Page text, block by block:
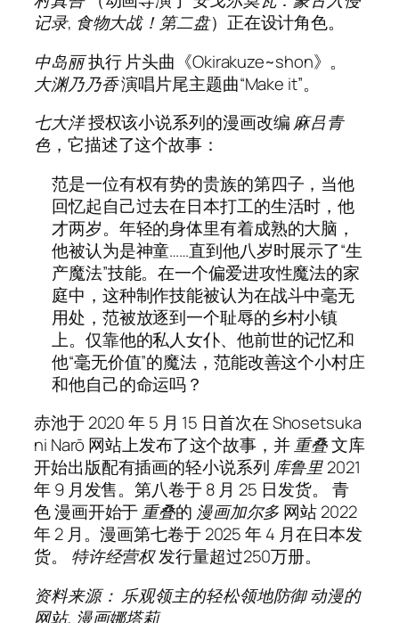
记录, 食物大战！第二盘）正在设计角色。
中岛丽执行片头曲《Okirakuze~shon》。
大渊乃乃香演唱片尾主题曲“Make it”。
七大洋授权该小说系列的漫画改编麻吕青
色，它描述了这个故事：
范是一位有权有势的贵族的第四子，当他
回忆起自己过去在日本打工的生活时，他
才两岁。年轻的身体里有着成熟的大脑，
他被认为是神童……直到他八岁时展示了“生
产魔法”技能。在一个偏爱进攻性魔法的家
庭中，这种制作技能被认为在战斗中毫无
用处，范被放逐到一个耻辱的乡村小镇
上。仅靠他的私人女仆、他前世的记忆和
他“毫无价值”的魔法，范能改善这个小村庄
和他自己的命运吗？
赤池于 2020 年 5 月 15 日首次在 Shosetsuka
ni Narō 网站上发布了这个故事，并重叠文库
开始出版配有插画的轻小说系列 库鲁里2021
年 9 月发售。第八卷于 8 月 25 日发货。 青
色漫画开始于重叠的 漫画加尔多 网站 2022
年 2 月。漫画第七卷于 2025 年 4 月在日本发
货。 特许经营权发行量超过250万册。
资料来源： 乐观领主的轻松领地防御动漫的
网站, 漫画娜塔莉